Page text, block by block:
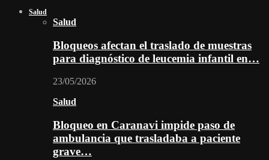
Salud
Salud
Bloqueos afectan el traslado de muestras
para diagnóstico de leucemia infantil en…
23/05/2026
Salud
Bloqueo en Caranavi impide paso de
ambulancia que trasladaba a paciente
grave…